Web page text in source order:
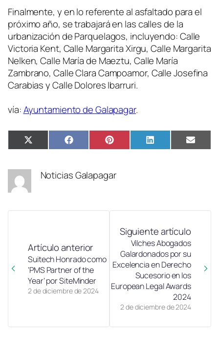
Finalmente, y en lo referente al asfaltado para el
próximo año, se trabajará en las calles de la
urbanización de Parquelagos, incluyendo: Calle
Victoria Kent, Calle Margarita Xirgu, Calle Margarita
Nelken, Calle María de Maeztu, Calle María
Zambrano, Calle Clara Campoamor, Calle Josefina
Carabias y Calle Dolores Ibarruri.
vía:Ayuntamiento de Galapagar.
Compartir
en
X
(Twitter)
Compartir
en
FacebookCompartir
en
PinterestCompartir
en
LinkedIn
en
Email
Noticias Galapagar
Artículo anterior
2 de diciembre de 2024
Suitech Honrado como
‘PMS Partner of the
Year’ por SiteMinder
Siguiente artículo
2 de diciembre de 2024
Vilches Abogados
Galardonados por su
Excelencia en Derecho
Sucesorio en los
European Legal Awards
2024